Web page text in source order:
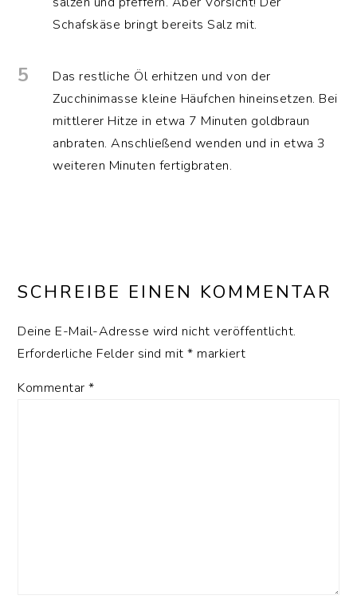
Schafskäse bringt bereits Salz mit.
5
Das restliche Öl erhitzen und von der
Zucchinimasse kleine Häufchen hineinsetzen. Bei
mittlerer Hitze in etwa 7 Minuten goldbraun
anbraten. Anschließend wenden und in etwa 3
weiteren Minuten fertigbraten.
INTERAKTIONEN
SCHREIBE EINEN KOMMENTAR
Deine E-Mail-Adresse wird nicht veröffentlicht.
Erforderliche Felder sind mit* markiert
Kommentar*